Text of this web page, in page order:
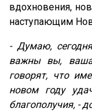
вдохновения,
наступающим
- Думаю,
важны вы, ваша
говорят, что
новом году
благополучия, -